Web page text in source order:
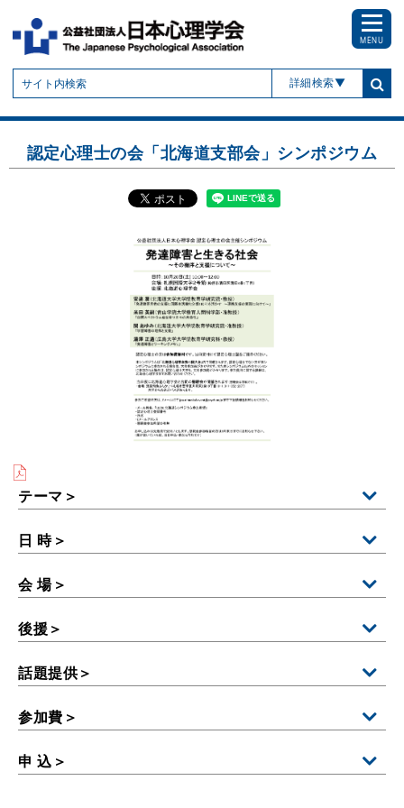
詳細検索
MENU
認定心理士の会「北海道支部会」シンポジウム
テーマ＞
日 時＞
会 場＞
後援＞
話題提供＞
参加費＞
申 込＞